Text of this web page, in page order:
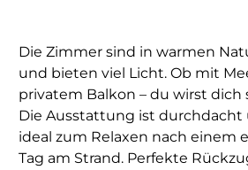
Die Zimmer sind in warmen
und bieten viel Licht. Ob mit
privatem Balkon – du wirst dich
Die Ausstattung ist durchdacht
ideal zum Relaxen nach einem
Tag am Strand. Perfekte